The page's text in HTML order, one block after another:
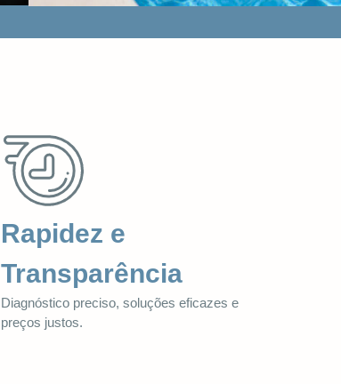
Rapidez e
Transparência
Diagnóstico preciso, soluções eficazes e
preços justos.